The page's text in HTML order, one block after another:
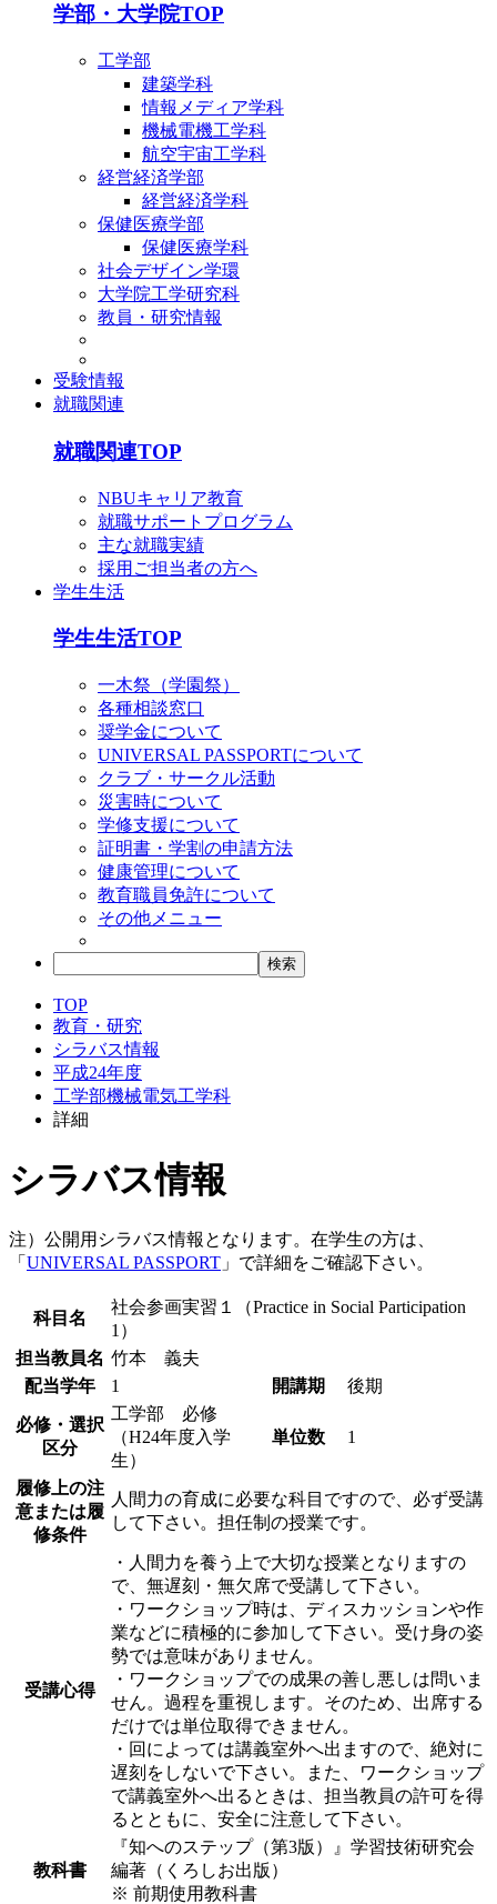
学部・大学院TOP
工学部
建築学科
情報メディア学科
機械電機工学科
航空宇宙工学科
経営経済学部
経営経済学科
保健医療学部
保健医療学科
社会デザイン学環
大学院工学研究科
教員・研究情報
受験情報
就職関連
就職関連TOP
NBUキャリア教育
就職サポートプログラム
主な就職実績
採用ご担当者の方へ
学生生活
学生生活TOP
一木祭（学園祭）
各種相談窓口
奨学金について
UNIVERSAL PASSPORTについて
クラブ・サークル活動
災害時について
学修支援について
証明書・学割の申請方法
健康管理について
教育職員免許について
その他メニュー
TOP
教育・研究
シラバス情報
平成24年度
工学部機械電気工学科
詳細
シラバス情報
注）公開用シラバス情報となります。在学生の方は、
「 UNIVERSAL PASSPORT 」で詳細をご確認下さい。
科目名
社会参画実習１（Practice in Social Participation
1）
担当教員名 竹本 義夫
配当学年
1 開講期 後期
必修・選択
区分
工学部 必修
（H24年度入学
生）
単位数 1
履修上の注
意または履
修条件
人間力の育成に必要な科目ですので、必ず受講
して下さい。担任制の授業です。
受講心得
・人間力を養う上で大切な授業となりますの
で、無遅刻・無欠席で受講して下さい。
・ワークショップ時は、ディスカッションや作
業などに積極的に参加して下さい。受け身の姿
勢では意味がありません。
・ワークショップでの成果の善し悪しは問いま
せん。過程を重視します。そのため、出席する
だけでは単位取得できません。
・回によっては講義室外へ出ますので、絶対に
遅刻をしないで下さい。また、ワークショップ
で講義室外へ出るときは、担当教員の許可を得
るとともに、安全に注意して下さい。
教科書
『知へのステップ（第3版）』学習技術研究会
編著（くろしお出版）
※ 前期使用教科書